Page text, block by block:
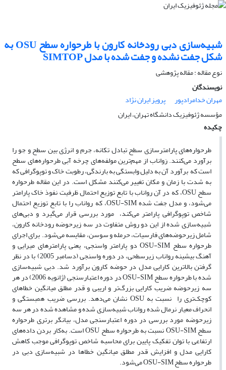
شبیه‌‌سازی دبی رودخانه کارون با طرحواره سطح OSU به
شکل جفت نشده و جفت شده با مدل SIMTOP
نوع مقاله : مقاله پژوهشی‌
نویسندگان
مهران خدامرادپور
پرویز ایران نژاد
مؤسسه ژئوفیزیک دانشگاه تهران، ایران
چکیده
طرحواره‌‌های پارامترسازی سطح تبادل تکانه، جرم و انرژی بین سطح و جو را
برآورد می‌کنند. رَواناب از مهم‌ترین مولفه‌‌های چرخه آبی طرحواره‌‌های سطح
است که برآورد آن به دلیل وابستگی به بارندگی، رطوبت خاک و توپوگرافی که
به شدت با زمان و مکان تغییر می‌‌کنند مشکل است. در این مقاله طرحواره
سطح OSU، که در آن رواناب با تابع توزیع احتمال ظرفیت نفوذ خاک پارامتر
می‌شود، و مدل جفت شده OSU-SIM، که رواناب را با تابع توزیع احتمال
شاخص توپوگرافی پارامتر می‌کند، مورد بررسی قرار می‌گیرد و دبی‌ها‌ی
شبیه‌سازی شده از این دو روش متفاوت در سه زیرحوضه رودخانه کارون،
شامل زیرحوضه‌‌ها‌ی فارسیات، حرمله و سوسن، مقایسه می‌شود. برای اجرای
طرحواره سطح OSU-SIM دو پارامتر واسنجی، یعنی پارامترهای میرایی و
آهنگ بیشینه رواناب زیرسطحی، در دوره واسنجی (دسامبر 2005) با در نظر
گرفتن بالاترین کارایی مدل در حوضه کارون برآورد شد. دبی شبیه‌سازی
شده با طرحواره سطح OSU-SIM در دوره اعتبارسنجی (ژانویه 2006) در هر
سه زیرحوضه ضریب کارایی بزرگ‌‌تر و اریبی و قدر مطلق میانگین خطاهای
کوچک‌‌تری را نسبت به OSU نشان می‌دهد. بررسی ضریب همبستگی و
انحراف معیار نرمال شده رواناب شبیه‌سازی شده و مشاهده شده در هر سه
زیرحوضه مورد بررسی در دوره اعتبارسنجی مدل، بیانگر برتری طرحواره
سطح OSU-SIM نسبت به طرحواره سطح OSU است. به‌کار بردن داده‌‌ها‌ی
ارتفاعی با توان تفکیک پایین برای محاسبه شاخص توپوگرافی موجب کاهش
کارایی مدل و افزایش قدر مطلق میانگین خطاها در شبیه‌سازی دبی در
طرحواره سطح OSU-SIM می‌شود.